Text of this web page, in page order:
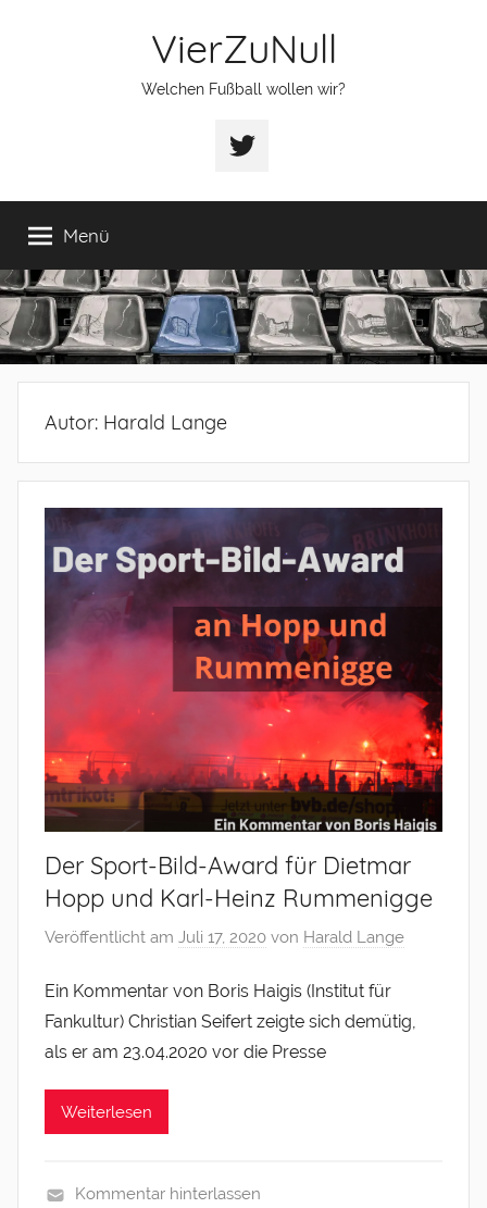
VierZuNull
Welchen Fußball wollen wir?
Twitter
Menü
Autor: Harald Lange
Der Sport-Bild-Award für Dietmar
Hopp und Karl-Heinz Rummenigge
Veröffentlicht am Juli 17, 2020 von Harald Lange
Ein Kommentar von Boris Haigis (Institut für
Fankultur) Christian Seifert zeigte sich demütig,
als er am 23.04.2020 vor die Presse
Weiterlesen
Kommentar hinterlassen